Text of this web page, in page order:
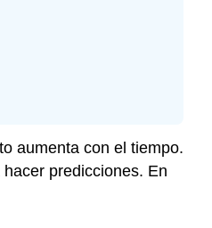
aumenta con el tiempo.
predicciones. En